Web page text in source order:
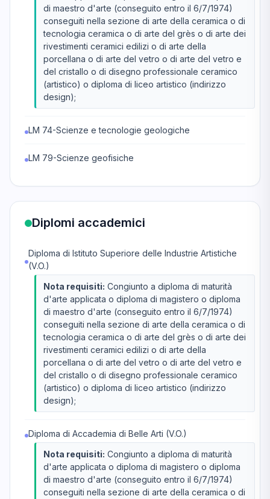
di maestro d'arte (conseguito entro il 6/7/1974)
conseguiti nella sezione di arte della ceramica o di
tecnologia ceramica o di arte del grès o di arte dei
rivestimenti ceramici edilizi o di arte della
porcellana o di arte del vetro o di arte del vetro e
del cristallo o di disegno professionale ceramico
(artistico) o diploma di liceo artistico (indirizzo
design);
LM 74-Scienze e tecnologie geologiche
LM 79-Scienze geofisiche
Diplomi accademici
Diploma di Istituto Superiore delle Industrie Artistiche
(V.O.)
Nota requisiti: Congiunto a diploma di maturità
d'arte applicata o diploma di magistero o diploma
di maestro d'arte (conseguito entro il 6/7/1974)
conseguiti nella sezione di arte della ceramica o di
tecnologia ceramica o di arte del grès o di arte dei
rivestimenti ceramici edilizi o di arte della
porcellana o di arte del vetro o di arte del vetro e
del cristallo o di disegno professionale ceramico
(artistico) o diploma di liceo artistico (indirizzo
design);
Diploma di Accademia di Belle Arti (V.O.)
Nota requisiti: Congiunto a diploma di maturità
d'arte applicata o diploma di magistero o diploma
di maestro d'arte (conseguito entro il 6/7/1974)
conseguiti nella sezione di arte della ceramica o di